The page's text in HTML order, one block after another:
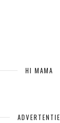
HI MAMA
ADVERTENTIE